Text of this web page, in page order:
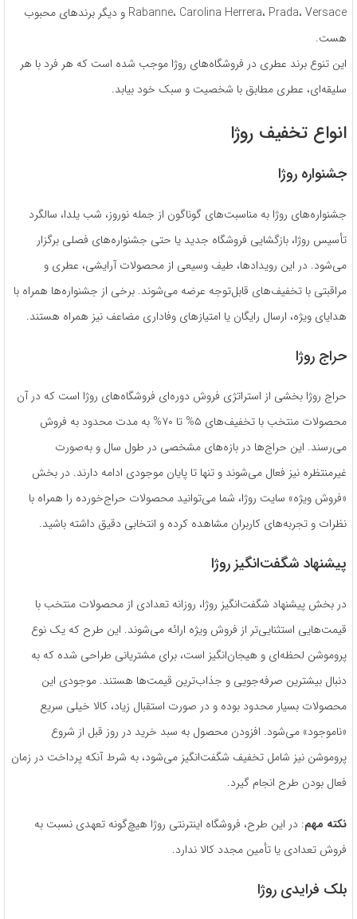
Rabanne، Carolina Herrera، Prada، Versace و دیگر برندهای محبوب
هست.
این تنوع برند عطری در فروشگاه‌های روژا موجب شده است که هر فرد با هر
سلیقه‌ای، عطری مطابق با شخصیت و سبک خود بیابد.
انواع تخفیف روژا
جشنواره روژا
جشنواره‌های روژا به مناسبت‌های گوناگون از جمله نوروز، شب یلدا، سالگرد
تأسیس روژا، بازگشایی فروشگاه جدید یا حتی جشنواره‌های فصلی برگزار
می‌شود. در این رویدادها، طیف وسیعی از محصولات آرایشی، عطری و
مراقبتی با تخفیف‌های قابل‌توجه عرضه می‌شوند. برخی از جشنواره‌ها همراه با
هدایای ویژه، ارسال رایگان یا امتیازهای وفاداری مضاعف نیز همراه هستند.
حراج روژا
حراج روژا بخشی از استراتژی فروش دوره‌ای فروشگاه‌های روژا است که در آن
محصولات منتخب با تخفیف‌های ۵% تا ۷۰% به مدت محدود به فروش
می‌رسند. این حراج‌ها در بازه‌های مشخصی در طول سال و به‌صورت
غیرمنتظره نیز فعال می‌شوند و تنها تا پایان موجودی ادامه دارند. در بخش
«فروش ویژه» سایت روژا، شما می‌توانید محصولات حراج‌خورده را همراه با
نظرات و تجربه‌های کاربران مشاهده کرده و انتخابی دقیق داشته باشید.
پیشنهاد شگفت‌انگیز روژا
در بخش پیشنهاد شگفت‌انگیز روژا، روزانه تعدادی از محصولات منتخب با
قیمت‌هایی استثنایی‌تر از فروش ویژه ارائه می‌شوند. این طرح که یک نوع
پروموشن لحظه‌ای و هیجان‌انگیز است، برای مشتریانی طراحی شده که به
دنبال بیشترین صرفه‌جویی و جذاب‌ترین قیمت‌ها هستند. موجودی این
محصولات بسیار محدود بوده و در صورت استقبال زیاد، کالا خیلی سریع
«ناموجود» می‌شود. افزودن محصول به سبد خرید در روز قبل از شروع
پروموشن نیز شامل تخفیف شگفت‌انگیز می‌شود، به شرط آنکه پرداخت در زمان
فعال بودن طرح انجام گیرد.
نکته مهم: در این طرح، فروشگاه اینترنتی روژا هیچ‌گونه تعهدی نسبت به
فروش تعدادی یا تأمین مجدد کالا ندارد.
بلک فرایدی روژا